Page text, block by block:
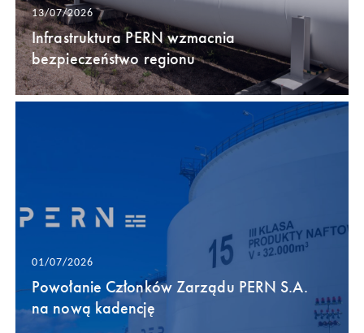
13/07/2026
Infrastruktura PERN wzmacnia
bezpieczeństwo regionu
01/07/2026
Powołanie Członków Zarządu PERN S.A.
na nową kadencję